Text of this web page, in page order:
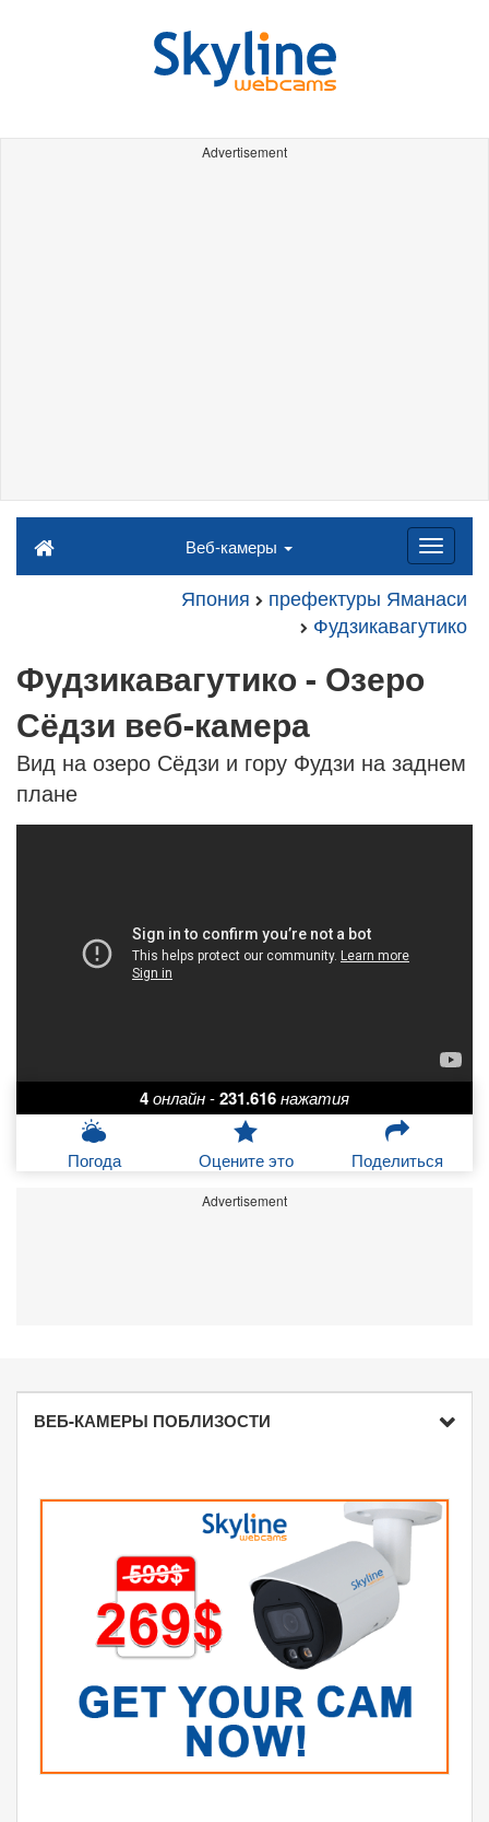
Advertisement
Веб-камеры
Япония
префектуры Яманаси
Фудзикавагутико
Фудзикавагутико - Озеро
Сёдзи веб-камера
Вид на озеро Сёдзи и гору Фудзи на заднем
плане
4онлайн-231.616нажатия
Погода Оцените это Поделиться
Advertisement
ВЕБ-КАМЕРЫ ПОБЛИЗОСТИ